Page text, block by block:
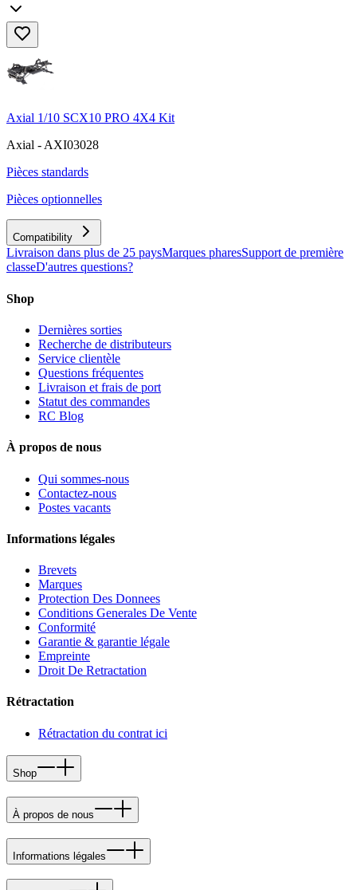
Axial 1/10 SCX10 PRO 4X4 Kit
Axial - AXI03028
Pièces standards
Pièces optionnelles
Compatibility
Livraison dans plus de 25 paysMarques pharesSupport de première
classeD'autres questions?
Shop
Dernières sorties
Recherche de distributeurs
Service clientèle
Questions fréquentes
Livraison et frais de port
Statut des commandes
RC Blog
À propos de nous
Qui sommes-nous
Contactez-nous
Postes vacants
Informations légales
Brevets
Marques
Protection Des Donnees
Conditions Generales De Vente
Conformité
Garantie & garantie légale
Empreinte
Droit De Retractation
Rétractation
Rétractation du contrat ici
Shop
À propos de nous
Informations légales